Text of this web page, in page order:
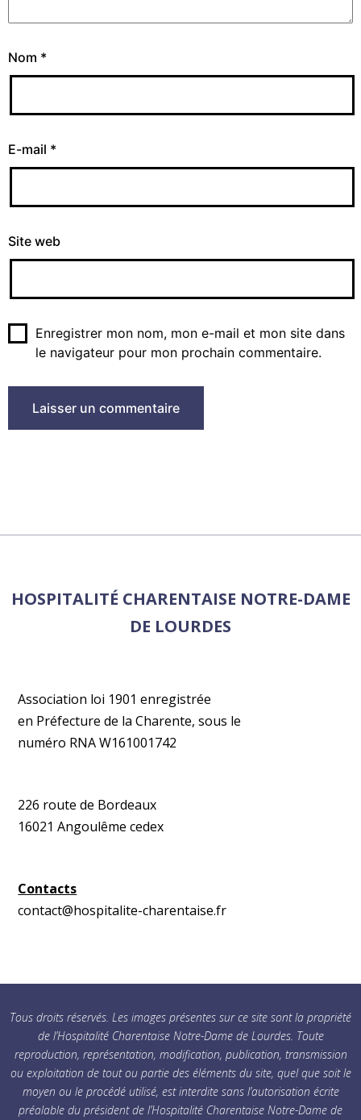
Nom *
E-mail *
Site web
Enregistrer mon nom, mon e-mail et mon site dans
le navigateur pour mon prochain commentaire.
HOSPITALITÉ CHARENTAISE NOTRE-DAME
DE LOURDES
Association loi 1901 enregistrée
en Préfecture de la Charente, sous le
numéro RNA W161001742
226 route de Bordeaux
16021 Angoulême cedex
Contacts
contact@hospitalite-charentaise.fr
Tous droits réservés. Les images présentes sur ce site sont la propriété
de l’Hospitalité Charentaise Notre-Dame de Lourdes. Toute
reproduction, représentation, modification, publication, transmission
ou exploitation de tout ou partie des éléments du site, quel que soit le
moyen ou le procédé utilisé, est interdite sans l’autorisation écrite
préalable du président de l’Hospitalité Charentaise Notre-Dame de